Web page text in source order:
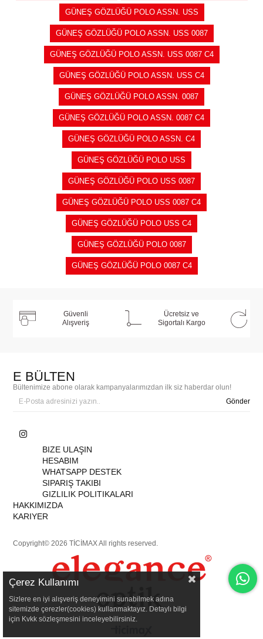
GÜNEŞ GÖZLÜĞÜ POLO ASSN. USS
GÜNEŞ GÖZLÜĞÜ POLO ASSN. USS 0087
GÜNEŞ GÖZLÜĞÜ POLO ASSN. USS 0087 C4
GÜNEŞ GÖZLÜĞÜ POLO ASSN. USS C4
GÜNEŞ GÖZLÜĞÜ POLO ASSN. 0087
GÜNEŞ GÖZLÜĞÜ POLO ASSN. 0087 C4
GÜNEŞ GÖZLÜĞÜ POLO ASSN. C4
GÜNEŞ GÖZLÜĞÜ POLO USS
GÜNEŞ GÖZLÜĞÜ POLO USS 0087
GÜNEŞ GÖZLÜĞÜ POLO USS 0087 C4
GÜNEŞ GÖZLÜĞÜ POLO USS C4
GÜNEŞ GÖZLÜĞÜ POLO 0087
GÜNEŞ GÖZLÜĞÜ POLO 0087 C4
Güvenli
Alışveriş
Ücretsiz ve
Sigortalı Kargo
E BÜLTEN
Bültenimize abone olarak kampanyalarımızdan ilk siz haberdar olun!
Gönder
BIZE ULAŞIN
HESABIM
WHATSAPP DESTEK
SIPARIŞ TAKIBI
GIZLILIK POLITIKALARI
HAKKIMIZDA
KARIYER
Copyright© 2026 TİCİMAX All rights reserved.
Çerez Kullanımı
Sizlere en iyi alışveriş deneyimini sunabilmek adına
sitemizde çerezler(cookies) kullanmaktayız. Detaylı bilgi
için Kvkk sözleşmesini inceleyebilirsiniz.